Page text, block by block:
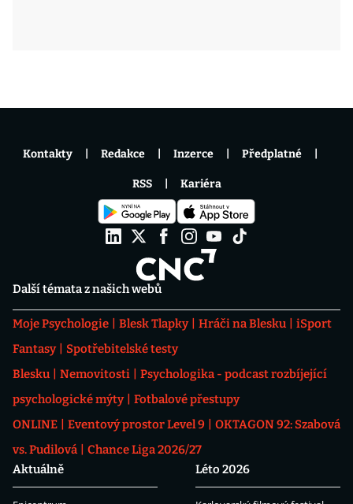
Další témata z našich webů
Moje Psychologie Blesk Tlapky Hráči na Blesku
iSport
Fantasy
Spotřebitelské testy
Blesku
Nemovitosti
Psychologika - podcast rozbíjející
psychologické mýty
Fotbalové přestupy
ONLINE
Eventový prostor Level 9
OKTAGON 92: Szabová
vs. Pudilová
Chance Liga 2026/27
Aktuálně
Léto 2026
Kontakty Redakce Inzerce Předplatné
RSS Kariéra